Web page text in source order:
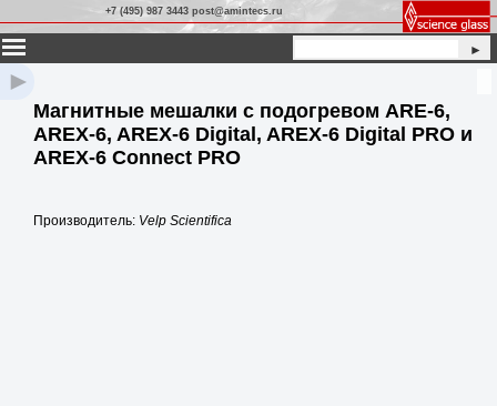
+7 (495) 987 3443 post@amintecs.ru
►
►
Магнитные мешалки с подогревом ARE-6,
AREX-6, AREX-6 Digital, AREX-6 Digital PRO и
AREX-6 Connect PRO
Производитель: Velp Scientifica